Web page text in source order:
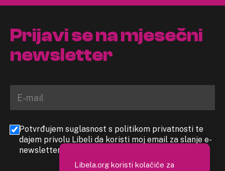
Prijavi se na mjesečni
newsletter
Potvrđujem suglasnost s politikom privatnosti te
dajem privolu Libeli da koristi moj email za slanje e-
newslettera
Libela.org koristi kolačiće za